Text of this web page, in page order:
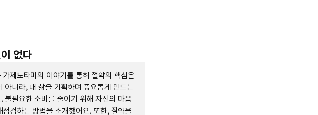
없다
제노타미의 이야기를 통해 절약의 핵심은
아니라, 내 삶을 기획하며 풍요롭게 만드는
불필요한 소비를 줄이기 위해 자신의 마음
검하는 방법을 소개했어요. 또한, 절약을